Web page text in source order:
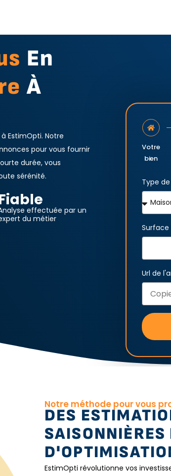
En
À
EstimOpti. Notre
pour vous fournir
durée, vous
sérénité.
effectuée par un
du métier
Votre
bien
Type
Url de
Notre méthode pour vous
DES
EstimOpti révolutionne vos